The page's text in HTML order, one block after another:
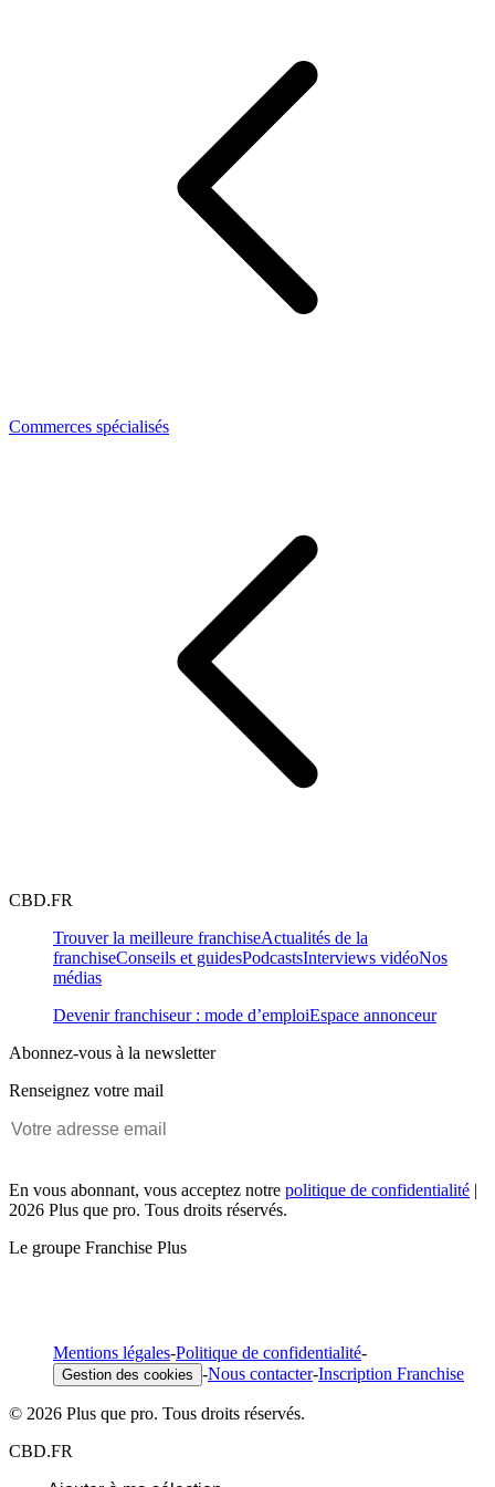
Commerces spécialisés
CBD.FR
Trouver la meilleure franchiseActualités de la
franchiseConseils et guidesPodcastsInterviews vidéoNos
médias
Devenir franchiseur : mode d’emploiEspace annonceur
Abonnez-vous à la newsletter
Renseignez votre mail
En vous abonnant, vous acceptez notre politique de confidentialité |
2026 Plus que pro. Tous droits réservés.
Le groupe Franchise Plus
Mentions légales-Politique de confidentialité-
Gestion des cookies -Nous contacter-Inscription Franchise
© 2026 Plus que pro. Tous droits réservés.
CBD.FR